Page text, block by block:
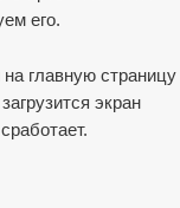
его.
главную страницу
экран